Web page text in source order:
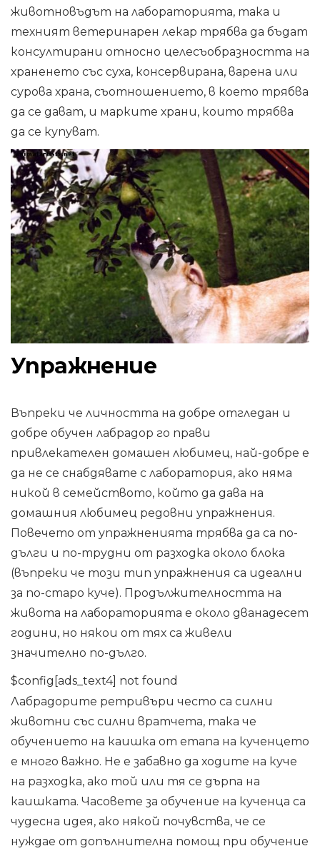
животновъдът на лабораторията, така и
техният ветеринарен лекар трябва да бъдат
консултирани относно целесъобразността на
храненето със суха, консервирана, варена или
сурова храна, съотношението, в което трябва
да се дават, и марките храни, които трябва
да се купуват.
Упражнение
Въпреки че личността на добре отгледан и
добре обучен лабрадор го прави
привлекателен домашен любимец, най-добре е
да не се снабдявате с лаборатория, ако няма
никой в ​​семейството, който да дава на
домашния любимец редовни упражнения.
Повечето от упражненията трябва да са по-
дълги и по-трудни от разходка около блока
(въпреки че този тип упражнения са идеални
за по-старо куче). Продължителността на
живота на лабораторията е около дванадесет
години, но някои от тях са живели
значително по-дълго.
$config[ads_text4] not found
Лабрадорите ретривъри често са силни
животни със силни вратчета, така че
обучението на каишка от етапа на кученцето
е много важно. Не е забавно да ходите на куче
на разходка, ако той или тя се дърпа на
каишката. Часовете за обучение на кученца са
чудесна идея, ако някой почувства, че се
нуждае от допълнителна помощ при обучение